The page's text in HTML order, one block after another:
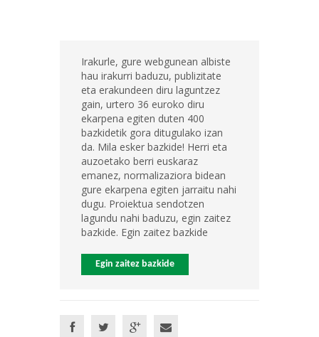
Irakurle, gure webgunean albiste
hau irakurri baduzu, publizitate
eta erakundeen diru laguntzez
gain, urtero 36 euroko diru
ekarpena egiten duten 400
bazkidetik gora ditugulako izan
da. Mila esker bazkide! Herri eta
auzoetako berri euskaraz
emanez, normalizaziora bidean
gure ekarpena egiten jarraitu nahi
dugu. Proiektua sendotzen
lagundu nahi baduzu, egin zaitez
bazkide. Egin zaitez bazkide
Egin zaitez bazkide